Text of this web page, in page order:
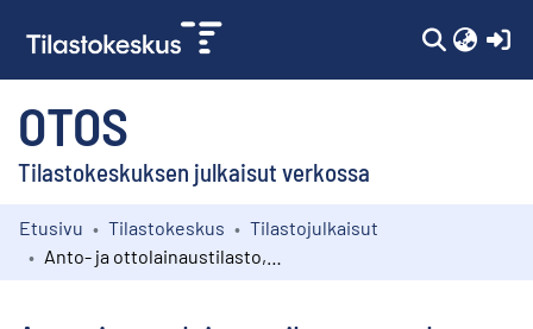
OTOS
Tilastokeskuksen julkaisut verkossa
Kokoelmat
Etusivu Tilastokeskus
Tilastojulkaisut